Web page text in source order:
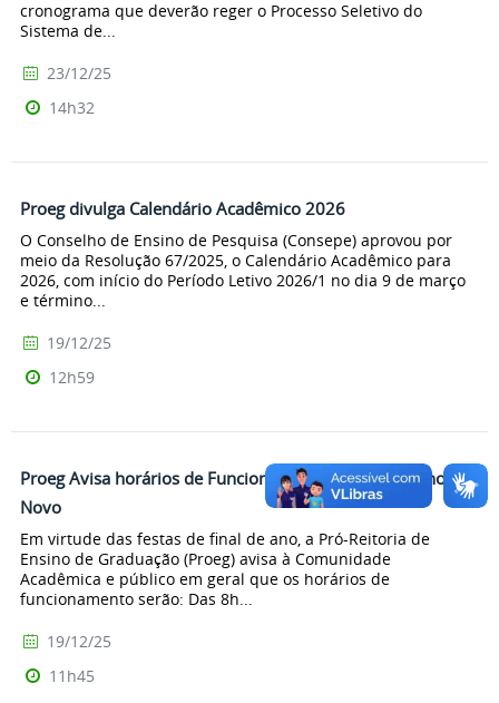
cronograma que deverão reger o Processo Seletivo do
Sistema de...
23/12/25
14h32
Proeg divulga Calendário Acadêmico 2026
O Conselho de Ensino de Pesquisa (Consepe) aprovou por
meio da Resolução 67/2025, o Calendário Acadêmico para
2026, com início do Período Letivo 2026/1 no dia 9 de março
e término...
19/12/25
12h59
Proeg Avisa horários de Funcionamento no Natal e Ano
Novo
Em virtude das festas de final de ano, a Pró-Reitoria de
Ensino de Graduação (Proeg) avisa à Comunidade
Acadêmica e público em geral que os horários de
funcionamento serão: Das 8h...
19/12/25
11h45